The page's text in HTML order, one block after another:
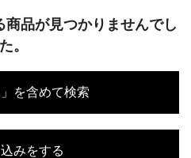
商品が見つかりませんでし
た。
」を含めて検索
みをする